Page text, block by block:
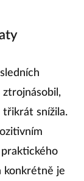
třikrát snížila.
konkrétně je